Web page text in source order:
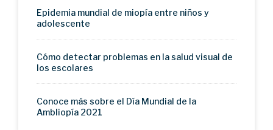
Epidemia mundial de miopía entre niños y
adolescente
Cómo detectar problemas en la salud visual de
los escolares
Conoce más sobre el Día Mundial de la
Ambliopía 2021